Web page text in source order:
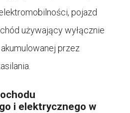
pojazd
używający wyłącznie
przez
i elektrycznego w